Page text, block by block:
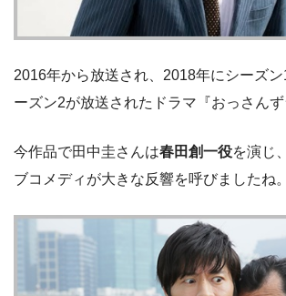
2016年から放送され、2018年にシーズ
ーズン2が放送されたドラマ『おっさんず
今作品で田中圭さんは春田創一役を演じ
ブコメディが大きな反響を呼びましたね。